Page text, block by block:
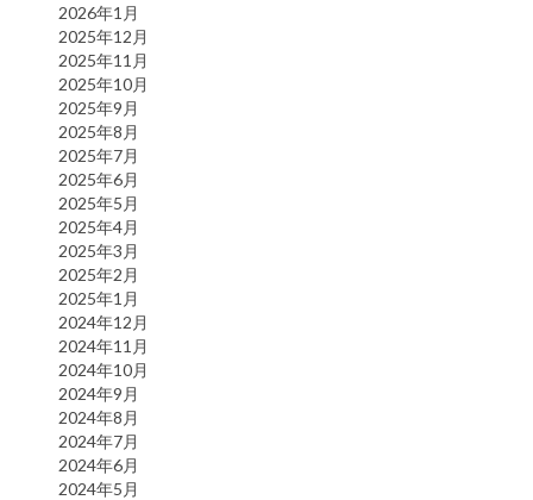
2026年1月
2025年12月
2025年11月
2025年10月
2025年9月
2025年8月
2025年7月
2025年6月
2025年5月
2025年4月
2025年3月
2025年2月
2025年1月
2024年12月
2024年11月
2024年10月
2024年9月
2024年8月
2024年7月
2024年6月
2024年5月